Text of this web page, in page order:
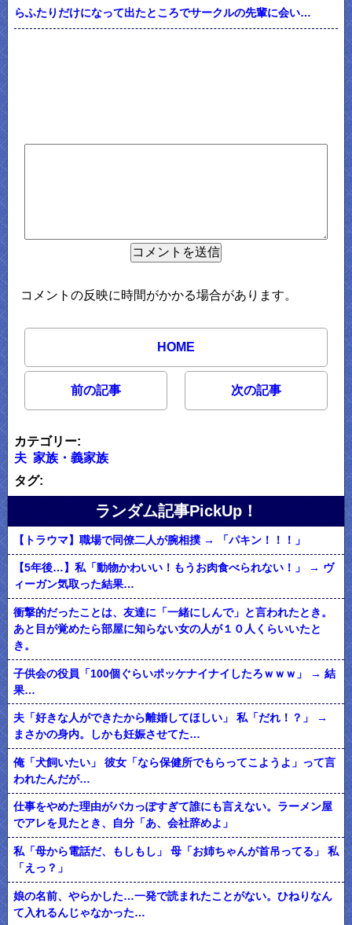
らふたりだけになって出たところでサークルの先輩に会い…
コメントの反映に時間がかかる場合があります。
HOME
前の記事 次の記事
カテゴリー:
夫 家族・義家族
タグ:
ランダム記事PickUp！
【トラウマ】職場で同僚二人が腕相撲 → 「パキン！！！」
【5年後…】私「動物かわいい！もうお肉食べられない！」 → ヴ
ィーガン気取った結果…
衝撃的だったことは、友達に「一緒にしんで」と言われたとき。
あと目が覚めたら部屋に知らない女の人が１０人くらいいたと
き。
子供会の役員「100個ぐらいポッケナイナイしたろｗｗｗ」 → 結
果…
夫「好きな人ができたから離婚してほしい」 私「だれ！？」 →
まさかの身内。しかも妊娠させてた…
俺「犬飼いたい」 彼女「なら保健所でもらってこようよ」って言
われたんだが…
仕事をやめた理由がバカっぽすぎて誰にも言えない。ラーメン屋
でアレを見たとき、自分「あ、会社辞めよ」
私「母から電話だ、もしもし」 母「お姉ちゃんが首吊ってる」 私
「えっ？」
娘の名前、やらかした…一発で読まれたことがない。ひねりなん
て入れるんじゃなかった…